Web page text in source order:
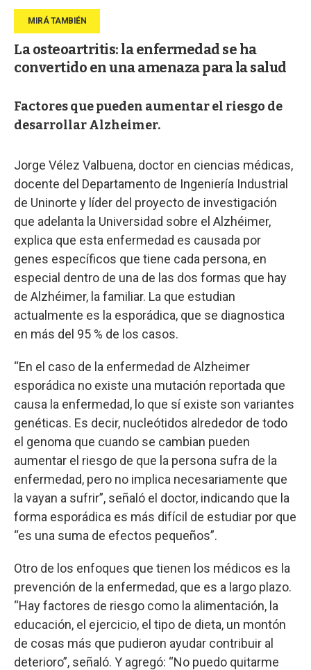
La osteoartritis: la enfermedad se ha
convertido en una amenaza para la salud
Factores que pueden aumentar el riesgo de
desarrollar Alzheimer.
Jorge Vélez Valbuena, doctor en ciencias médicas,
docente del Departamento de Ingeniería Industrial
de Uninorte y líder del proyecto de investigación
que adelanta la Universidad sobre el Alzhéimer,
explica que esta enfermedad es causada por
genes específicos que tiene cada persona, en
especial dentro de una de las dos formas que hay
de Alzhéimer, la familiar. La que estudian
actualmente es la esporádica, que se diagnostica
en más del 95 % de los casos.
“En el caso de la enfermedad de Alzheimer
esporádica no existe una mutación reportada que
causa la enfermedad, lo que sí existe son variantes
genéticas. Es decir, nucleótidos alrededor de todo
el genoma que cuando se cambian pueden
aumentar el riesgo de que la persona sufra de la
enfermedad, pero no implica necesariamente que
la vayan a sufrir”, señaló el doctor, indicando que la
forma esporádica es más difícil de estudiar por que
“es una suma de efectos pequeños”.
Otro de los enfoques que tienen los médicos es la
prevención de la enfermedad, que es a largo plazo.
“Hay factores de riesgo como la alimentación, la
educación, el ejercicio, el tipo de dieta, un montón
de cosas más que pudieron ayudar contribuir al
deterioro”, señaló. Y agregó: “No puedo quitarme